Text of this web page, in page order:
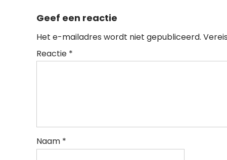
Geef een reactie
Het e-mailadres wordt niet gepubliceerd.
Reactie *
Naam *